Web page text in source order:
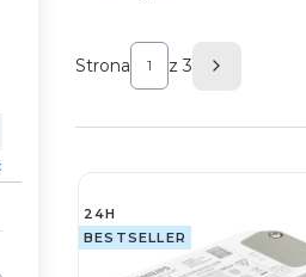
Strona z 3 Następne
24H
BESTSELLER